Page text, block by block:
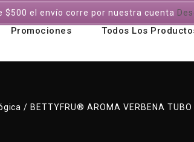
Promociones Todos Los
/ BETTYFRU® AROMA VERBENA TUBO
$500 el envío corre por nuestra cuenta